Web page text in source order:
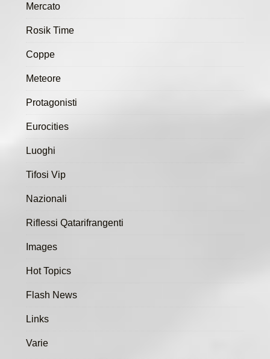
Mercato
Rosik Time
Coppe
Meteore
Protagonisti
Eurocities
Luoghi
Tifosi Vip
Nazionali
Riflessi Qatarifrangenti
Images
Hot Topics
Flash News
Links
Varie